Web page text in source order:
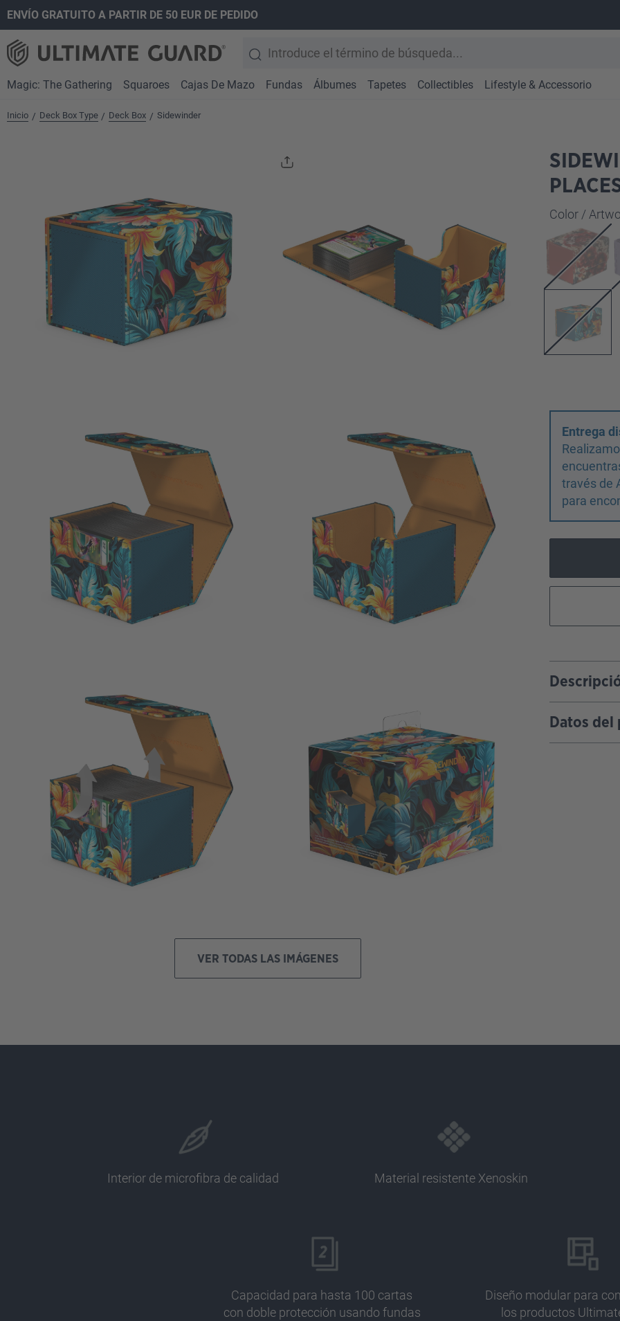
Saltar a la navegación principal
ENVÍO GRATUITO A PARTIR DE 50 EUR DE PEDIDO
Magic: The Gathering Squaroes Cajas De Mazo Fundas Álbumes Tapetes Collectibles Lifestyle & Accessorio
Inicio / Deck Box Type / Deck Box / Sidewinder
VER TODAS LAS IMÁGENES
Seleccione
Color /
Entrega
través de
para
Datos
Interior de microfibra de calidad Material resistente Xenoskin
Capacidad para hasta 100 cartas
con doble protección usando fundas
Diseño modular para
los productos